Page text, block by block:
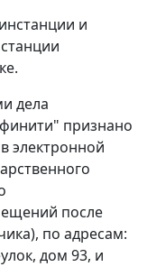
и
дела
признано
электронной
после
по адресам:
дом 93, и